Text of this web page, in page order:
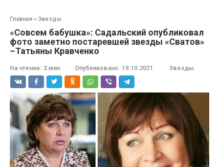
Главная » Звезды
«Совсем бабушка»: Садальский опубликовал
фото заметно постаревшей звезды «Сватов»
–Татьяны Кравченко
На чтение: 2 мин Опубликовано: 19.10.2021 Звезды